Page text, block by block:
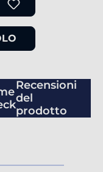
Recensioni
del
prodotto